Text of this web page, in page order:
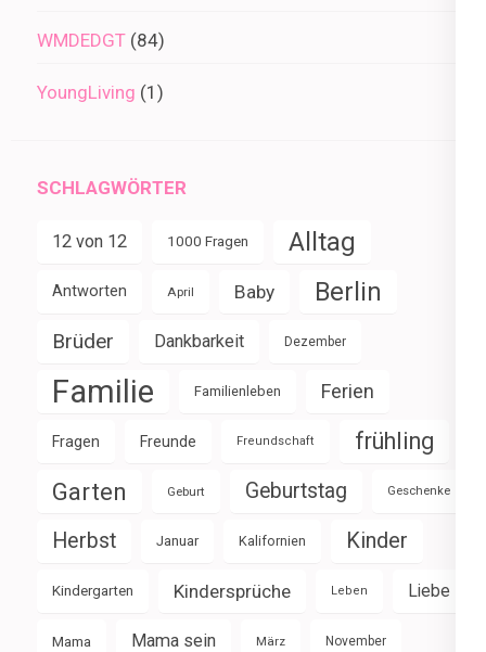
WMDEDGT (84)
YoungLiving (1)
SCHLAGWÖRTER
12 von 12 1000 Fragen Alltag
Antworten April Baby Berlin
Brüder Dankbarkeit Dezember
Familie Familienleben Ferien
Fragen Freunde Freundschaft frühling
Garten Geburt Geburtstag Geschenke
Herbst Januar Kalifornien Kinder
Kindergarten Kindersprüche Leben Liebe
Mama Mama sein März November